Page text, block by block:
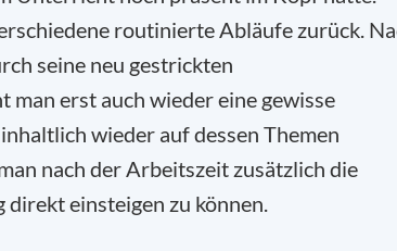
routinierte Abläufe zurück.
seine neu gestrickten
erst auch wieder eine gewisse
wieder auf dessen Themen
nach der Arbeitszeit zusätzlich die
einsteigen zu können.